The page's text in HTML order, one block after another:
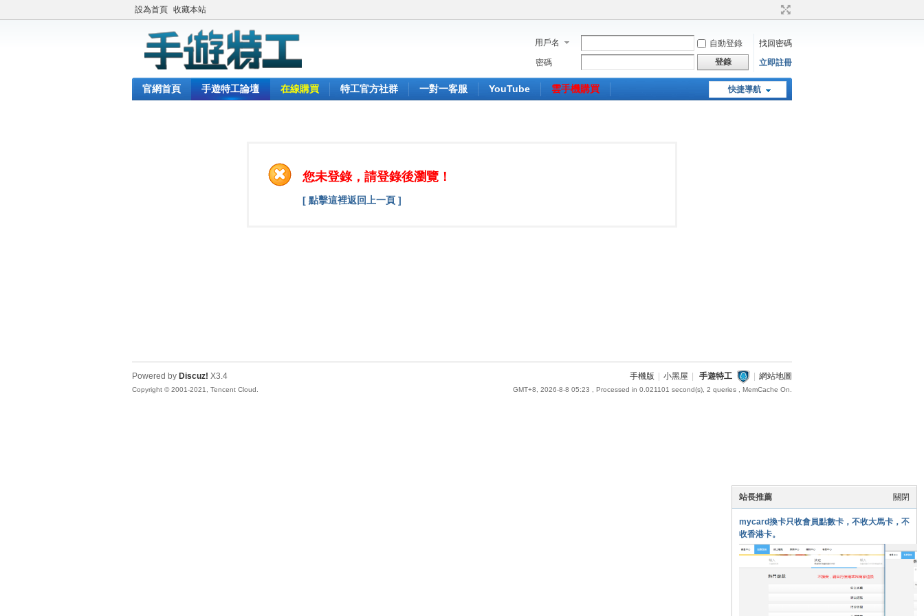
設為首頁 收藏本站
用戶名 自動登錄
找回密碼
密碼
登錄 立即註冊
快捷導航
官網首頁 手遊特工論壇 在線購買 特工官方社群 一對一客服 YouTube
雲手機購買
您未登錄，請登錄後瀏覽！
[ 點擊這裡返回上一頁 ]
關閉
站長推薦
mycard換卡只收會員點數卡，不收大馬卡，不
收香港卡。
手機版 小黑屋 手遊特工 網站地圖
GMT+8, 2026-8-8 05:23 , Processed in 0.021101 second(s), 2 queries , MemCache On.
Powered by Discuz! X3.4
Copyright © 2001-2021, Tencent Cloud.